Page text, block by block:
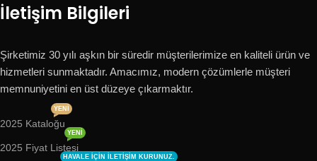
İletişim Bilgileri
Şirketimiz 30 yılı aşkın bir süredir müşterilerimize en kaliteli ürün ve
hizmetleri sunmaktadır. Amacımız, modern çözümlerle müşteri
memnuniyetini en üst düzeye çıkarmaktır.
2025 Kataloğu
YENI
2025 Fiyat Listesi
YENI
HAVALE IÇIN ILETIŞIM KURUNUZ.